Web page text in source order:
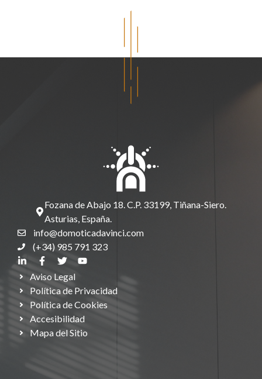
Fozana de Abajo 18. C.P. 33199, Tiñana-Siero.
Asturias, España.
info@domoticadavinci.com
(+34) 985 791 323
Aviso Legal
Política de Privacidad
Política de Cookies
Accesibilidad
Mapa del Sitio